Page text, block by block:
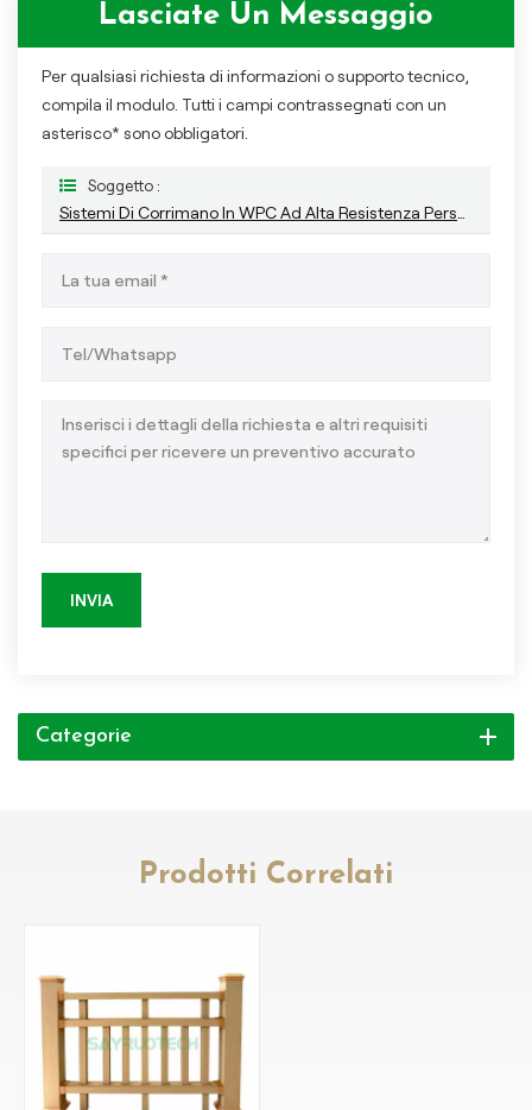
Lasciate Un Messaggio
Per qualsiasi richiesta di informazioni o supporto tecnico,
compila il modulo. Tutti i campi contrassegnati con un
asterisco* sono obbligatori.
Soggetto :
INVIA
Categorie
Prodotti Correlati